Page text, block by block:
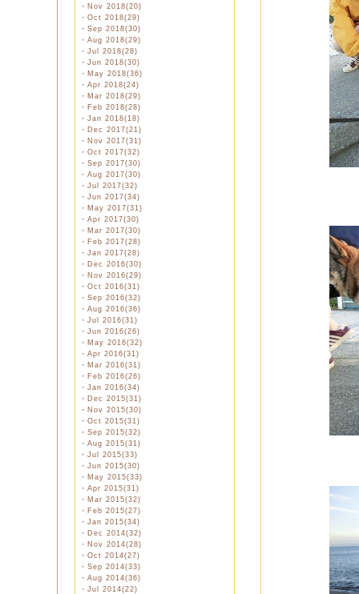
・ Nov 2018(20)
・ Oct 2018(29)
・ Sep 2018(30)
・ Aug 2018(29)
・ Jul 2018(28)
・ Jun 2018(30)
・ May 2018(36)
・ Apr 2018(24)
・ Mar 2018(29)
・ Feb 2018(28)
・ Jan 2018(18)
・ Dec 2017(21)
・ Nov 2017(31)
・ Oct 2017(32)
・ Sep 2017(30)
・ Aug 2017(30)
・ Jul 2017(32)
・ Jun 2017(34)
・ May 2017(31)
・ Apr 2017(30)
・ Mar 2017(30)
・ Feb 2017(28)
・ Jan 2017(28)
・ Dec 2016(30)
・ Nov 2016(29)
・ Oct 2016(31)
・ Sep 2016(32)
・ Aug 2016(36)
・ Jul 2016(31)
・ Jun 2016(26)
・ May 2016(32)
・ Apr 2016(31)
・ Mar 2016(31)
・ Feb 2016(26)
・ Jan 2016(34)
・ Dec 2015(31)
・ Nov 2015(30)
・ Oct 2015(31)
・ Sep 2015(32)
・ Aug 2015(31)
・ Jul 2015(33)
・ Jun 2015(30)
・ May 2015(33)
・ Apr 2015(31)
・ Mar 2015(32)
・ Feb 2015(27)
・ Jan 2015(34)
・ Dec 2014(32)
・ Nov 2014(28)
・ Oct 2014(27)
・ Sep 2014(33)
・ Aug 2014(36)
・ Jul 2014(22)